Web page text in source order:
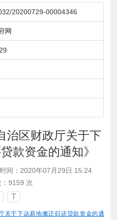
20200729-00004346
网
治区财政厅关于下
款资金的通知》
间：2020年07月29日 15:24
9159 次
T
关于下达易地搬迁归还贷款资金的通